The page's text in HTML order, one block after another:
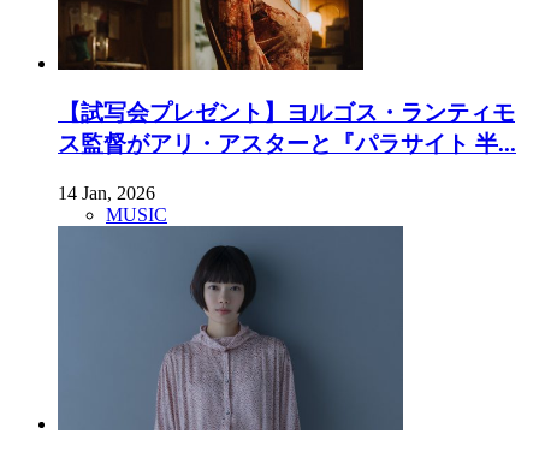
【試写会プレゼント】ヨルゴス・ランティモ
ス監督がアリ・アスターと『パラサイト 半...
14 Jan, 2026
MUSIC